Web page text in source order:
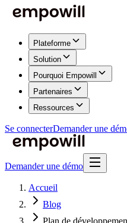
Plateforme
Solution
Pourquoi Empowill
Partenaires
Ressources
Se connecterDemander une
Demander une démo
Accueil
Blog
Plan de